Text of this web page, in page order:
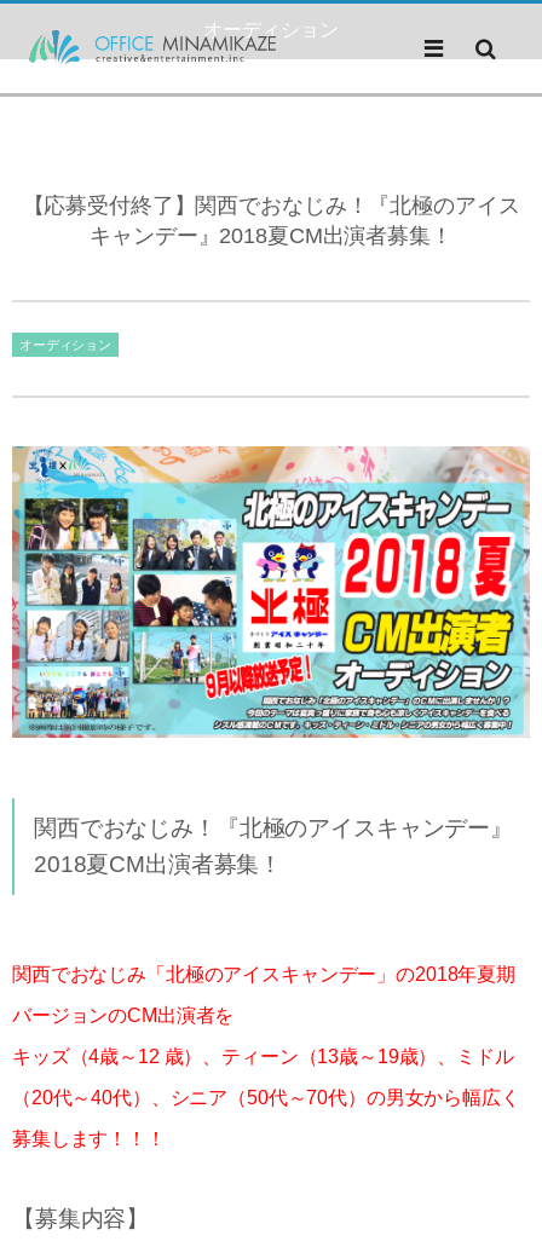
オーディション
【応募受付終了】関西でおなじみ！『北極のアイス
キャンデー』2018夏CM出演者募集！
オーディション
関西でおなじみ！『北極のアイスキャンデー』
2018夏CM出演者募集！
関西でおなじみ「北極のアイスキャンデー」の2018年夏期
バージョンのCM出演者を
キッズ（4歳～12 歳）、ティーン（13歳～19歳）、ミドル
（20代～40代）、シニア（50代～70代）の男女から幅広く
募集します！！！
【募集内容】